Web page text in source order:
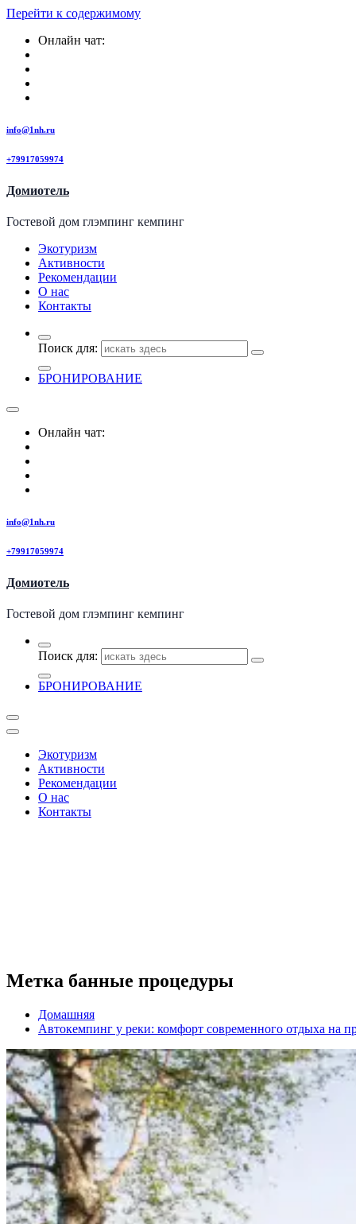
Перейти к содержимому
Онлайн чат:
info@1nh.ru
+79917059974
Домиотель
Гостевой дом глэмпинг кемпинг
Экотуризм
Активности
Рекомендации
О нас
Контакты
Поиск для:
БРОНИРОВАНИЕ
Онлайн чат:
info@1nh.ru
+79917059974
Домиотель
Гостевой дом глэмпинг кемпинг
Поиск для:
БРОНИРОВАНИЕ
Экотуризм
Активности
Рекомендации
О нас
Контакты
Метка банные процедуры
Домашняя
Автокемпинг у реки: комфорт современного отдыха на